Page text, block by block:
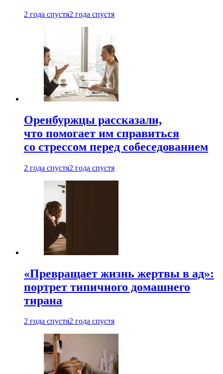
2 года спустя2 года спустя
Оренбуржцы рассказали,
что помогает им справиться
со стрессом перед собеседованием
2 года спустя2 года спустя
«Превращает жизнь жертвы в ад»:
портрет типичного домашнего
тирана
2 года спустя2 года спустя